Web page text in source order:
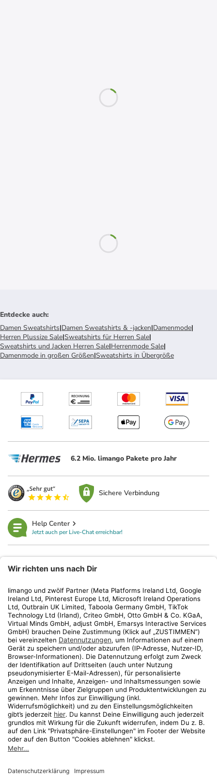
Entdecke auch:
Damen Sweatshirts|Damen Sweatshirts & -jacken|Damenmode|
Herren Plussize Sale|Sweatshirts für Herren Sale|
Sweatshirts und Jacken Herren Sale|Herrenmode Sale|
Damenmode in großen Größen|Sweatshirts in Übergröße
6.2 Mio. limango Pakete pro Jahr
Sichere Verbindung
Help Center
Jetzt auch per Live-Chat erreichbar!
Kundenservice
Shop
Aktionen
Travel